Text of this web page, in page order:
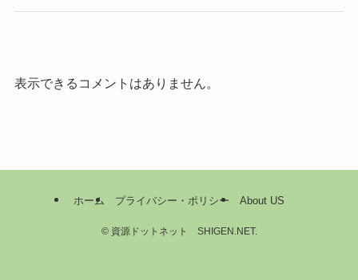
表示できるコメントはありません。
ホーム プライバシー・ポリシー About US
©資源ドットネット SHIGEN.NET.